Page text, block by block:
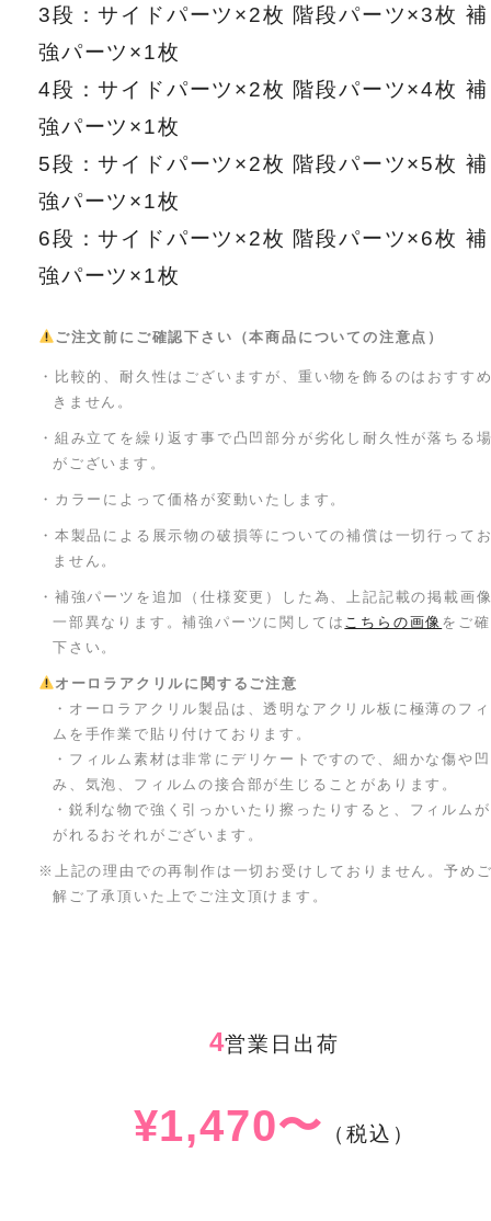
3段：サイドパーツ×2枚 階段パーツ×3枚 補
強パーツ×1枚
4段：サイドパーツ×2枚 階段パーツ×4枚 補
強パーツ×1枚
5段：サイドパーツ×2枚 階段パーツ×5枚 補
強パーツ×1枚
6段：サイドパーツ×2枚 階段パーツ×6枚 補
強パーツ×1枚
ご注文前にご確認下さい（本商品についての注意点）
・比較的、耐久性はございますが、重い物を飾るのはおすす
きません。
・組み立てを繰り返す事で凸凹部分が劣化し耐久性が落ちる
がございます。
・カラーによって価格が変動いたします。
・本製品による展示物の破損等についての補償は一切行って
ません。
・補強パーツを追加（仕様変更）した為、上記記載の掲載画
一部異なります。補強パーツに関しては こちらの画像 をご
下さい。
オーロラアクリルに関するご注意
・オーロラアクリル製品は、透明なアクリル板に極薄のフ
ムを手作業で貼り付けております。
・フィルム素材は非常にデリケートですので、細かな傷や凹
み、気泡、フィルムの接合部が生じることがあります。
・鋭利な物で強く引っかいたり擦ったりすると、フィルム
がれるおそれがございます。
※上記の理由での再制作は一切お受けしておりません。予め
解ご了承頂いた上でご注文頂けます。
4営業日出荷
¥1,470〜 （税込）